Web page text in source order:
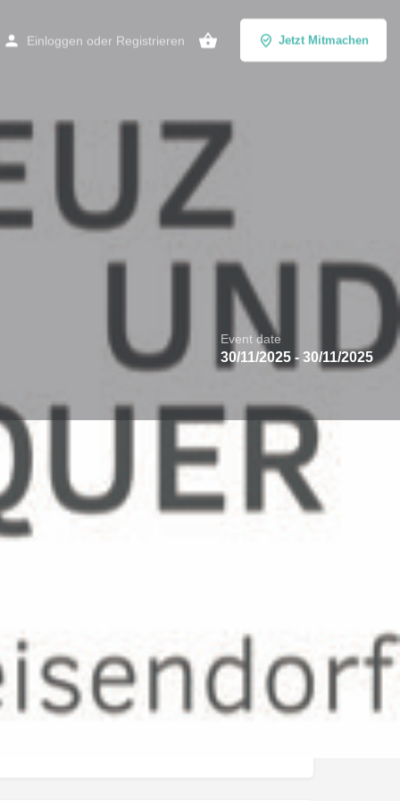
Einloggen oder Registrieren Jetzt Mitmachen
Event date
30/11/2025 - 30/11/2025
Share
19:00